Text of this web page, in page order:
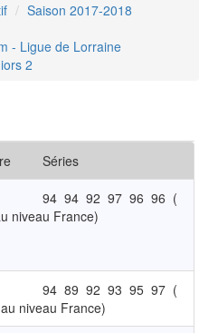
Saison 2017-2018
- Ligue de Lorraine
2
Séries
94 94 92 97 96 96 (
niveau France)
94 89 92 93 95 97 (
niveau France)